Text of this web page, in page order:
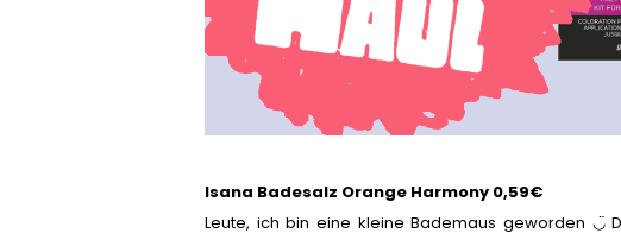
Isana Badesalz Orange Harmony 0,59€
Leute, ich bin eine kleine Bademaus geworden ◡̈